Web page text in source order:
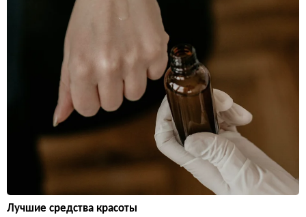
Лучшие средства красоты